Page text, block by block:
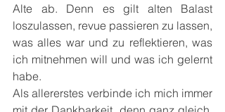
Alte ab. Denn es gilt alten Balast
loszulassen, revue passieren zu lassen,
was alles war und zu reflektieren, was
ich mitnehmen will und was ich gelernt
habe.
Als allererstes verbinde ich mich immer